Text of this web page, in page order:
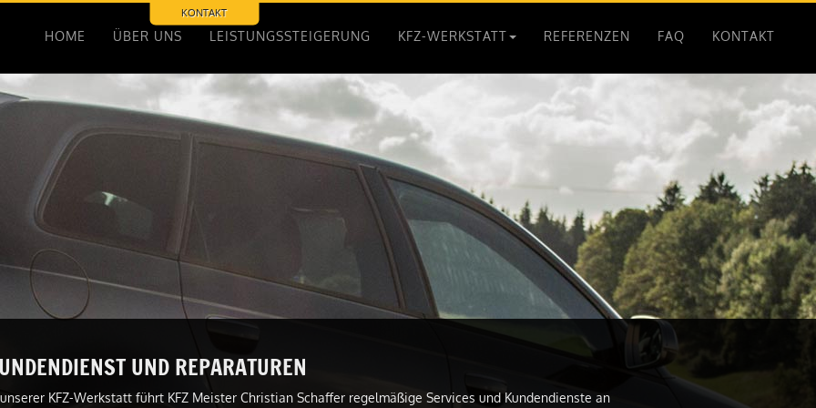
KONTAKT
HOME ÜBER UNS LEISTUNGSSTEIGERUNG KFZ-WERKSTATT REFERENZEN FAQ KONTAKT
UND REPARATUREN
KFZ-Werkstatt führt KFZ Meister Christian Schaffer regelmäßige Services und Kundendienste an